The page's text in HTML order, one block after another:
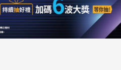
09
550+
700
550+
125 125
Z /
Zii